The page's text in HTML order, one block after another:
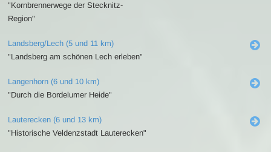
"Kornbrennerwege der Stecknitz-
Region"
Landsberg/Lech (5 und 11 km)
"Landsberg am schönen Lech erleben"
Langenhorn (6 und 10 km)
"Durch die Bordelumer Heide"
Lauterecken (6 und 13 km)
"Historische Veldenzstadt Lauterecken"